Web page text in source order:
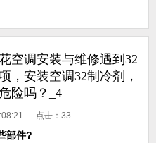
空调安装与维修遇到32
，安装空调32制冷剂，
险吗？_4
点击： 33
部件?